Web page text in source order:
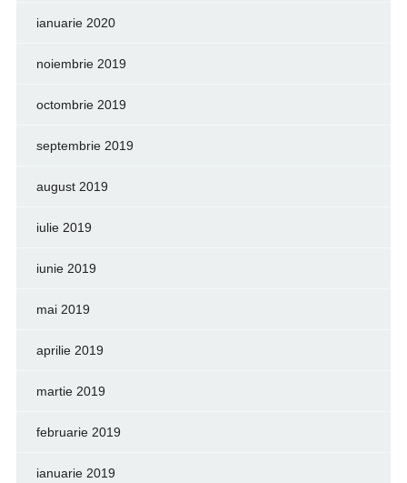
ianuarie 2020
noiembrie 2019
octombrie 2019
septembrie 2019
august 2019
iulie 2019
iunie 2019
mai 2019
aprilie 2019
martie 2019
februarie 2019
ianuarie 2019